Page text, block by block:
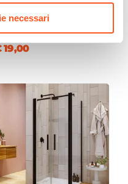
necessari
standard cromo
19,00